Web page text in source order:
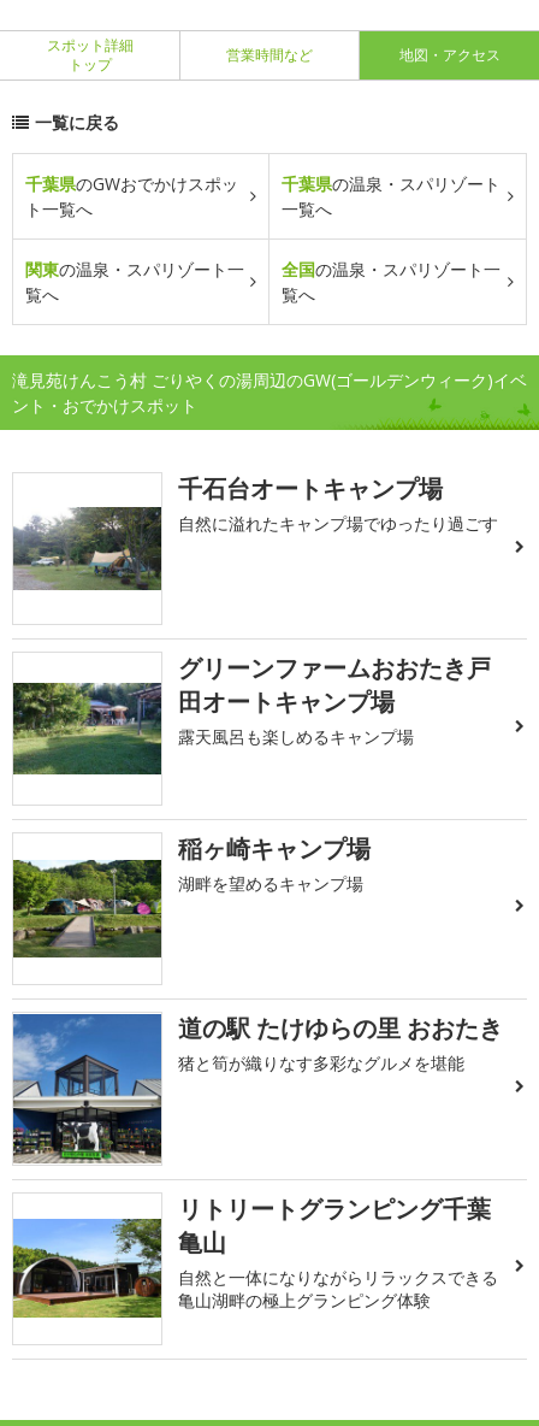
スポット詳細
トップ
営業時間など 地図・アクセス
一覧に戻る
千葉県のGWおでかけスポッ
ト一覧へ
千葉県の温泉・スパリゾート
一覧へ
関東の温泉・スパリゾート一
覧へ
全国の温泉・スパリゾート一
覧へ
滝見苑けんこう村 ごりやくの湯周辺のGW(ゴールデンウィーク)イベ
ント・おでかけスポット
千石台オートキャンプ場
自然に溢れたキャンプ場でゆったり過ごす
グリーンファームおおたき戸
田オートキャンプ場
露天風呂も楽しめるキャンプ場
稲ヶ崎キャンプ場
湖畔を望めるキャンプ場
道の駅 たけゆらの里 おおたき
猪と筍が織りなす多彩なグルメを堪能
リトリートグランピング千葉
亀山
自然と一体になりながらリラックスできる
亀山湖畔の極上グランピング体験